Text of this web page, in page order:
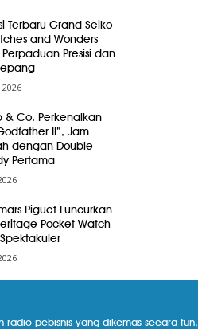
Terbaru Grand Seiko
and Wonders
Presisi dan
& Co. Perkenalkan
II”, Jam
dengan Double
Pertama
Piguet Luncurkan
Pocket Watch
radio pebisnis yang dikemas secara fun,